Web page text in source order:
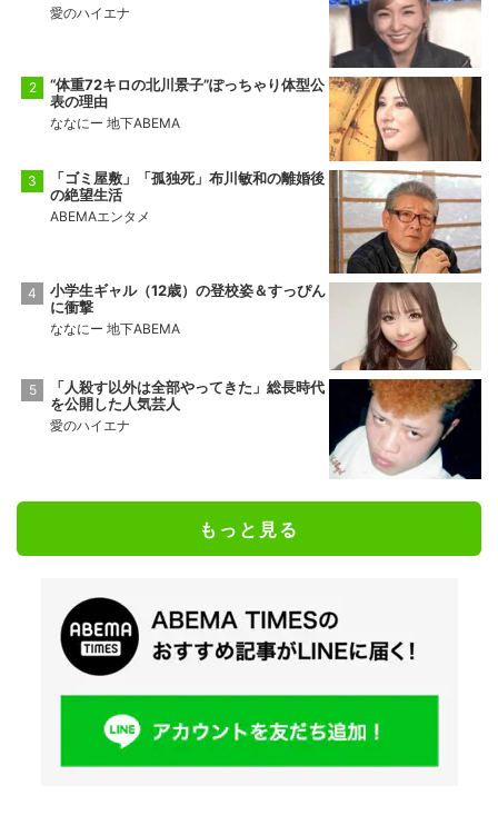
愛のハイエナ
“体重72キロの北川景子”ぽっちゃり体型公
表の理由
ななにー 地下ABEMA
「ゴミ屋敷」「孤独死」布川敏和の離婚後
の絶望生活
ABEMAエンタメ
小学生ギャル（12歳）の登校姿＆すっぴん
に衝撃
ななにー 地下ABEMA
「人殺す以外は全部やってきた」総長時代
を公開した人気芸人
愛のハイエナ
もっと見る